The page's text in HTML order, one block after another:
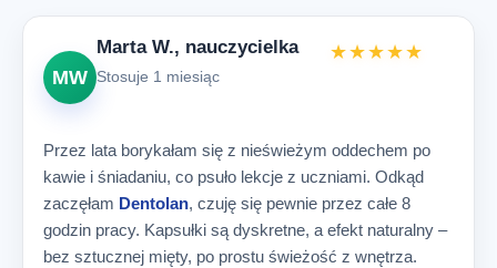
MW
Marta W., nauczycielka
Stosuje 1 miesiąc
★★★★★
Przez lata borykałam się z nieświeżym oddechem po
kawie i śniadaniu, co psuło lekcje z uczniami. Odkąd
zaczęłam Dentolan, czuję się pewnie przez całe 8
godzin pracy. Kapsułki są dyskretne, a efekt naturalny –
bez sztucznej mięty, po prostu świeżość z wnętrza.